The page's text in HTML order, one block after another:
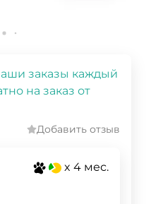
заказы каждый
на заказ от
Добавить отзыв
x 4 мес.